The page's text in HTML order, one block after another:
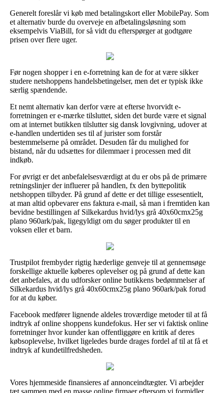
Generelt foreslår vi køb med betalingskort eller MobilePay. Som
et alternativ burde du overveje en afbetalingsløsning som
eksempelvis ViaBill, for så vidt du efterspørger at godtgøre
prisen over flere uger.
Før nogen shopper i en e-forretning kan de for at være sikker
studere netshoppens handelsbetingelser, men det er typisk ikke
særlig spændende.
Et nemt alternativ kan derfor være at efterse hvorvidt e-
forretningen er e-mærke tilsluttet, siden det burde være et signal
om at internet butikken tilslutter sig dansk lovgivning, udover at
e-handlen undertiden ses til af jurister som forstår
bestemmelserne på området. Desuden får du mulighed for
bistand, når du udsættes for dilemmaer i processen med dit
indkøb.
For øvrigt er det anbefalelsesværdigt at du er obs på de primære
retningslinjer der influerer på handlen, fx den byttepolitik
netshoppen tilbyder. På grund af dette er det tillige essesentielt,
at man altid opbevarer ens faktura e-mail, så man i fremtiden kan
bevidne bestillingen af Silkekardus hvid/lys grå 40x60cmx25g
plano 960ark/pak, ligegyldigt om du søger produkter til en
voksen eller et barn.
Trustpilot frembyder rigtig hæderlige genveje til at gennemsøge
forskellige aktuelle køberes oplevelser og på grund af dette kan
det anbefales, at du udforsker online butikkens bedømmelser af
Silkekardus hvid/lys grå 40x60cmx25g plano 960ark/pak forud
for at du køber.
Facebook medfører lignende aldeles troværdige metoder til at få
indtryk af online shoppens kundefokus. Her ser vi faktisk online
forretninger hvor kunder kan offentliggøre en kritik af deres
købsoplevelse, hvilket ligeledes burde drages fordel af til at få et
indtryk af kundetilfredsheden.
Vores hjemmeside finansieres af annonceindtægter. Vi arbejder
tæt sammen med en masse online firmaer eftersom vi formidler